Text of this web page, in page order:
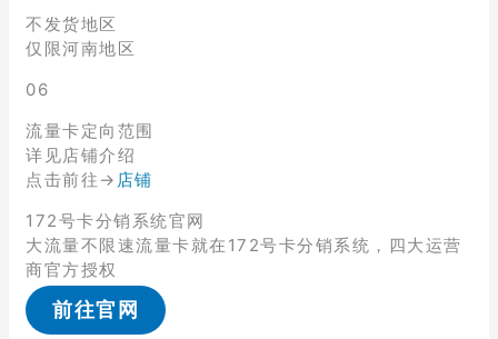
不发货地区
仅限河南地区
06
流量卡定向范围
详见店铺介绍
点击前往→ 店铺
172号卡分销系统官网
大流量不限速流量卡就在172号卡分销系统，四大运营
商官方授权
前往官网